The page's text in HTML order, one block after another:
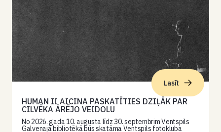
Lasīt
HUMAN II AICINA PASKATĪTIES DZIĻĀK PAR
CILVĒKA ĀRĒJO VEIDOLU
No 2026. gada 10. augusta līdz 30. septembrim Ventspils
Galvenajā bibliotēkā būs skatāma Ventspils fotokluba